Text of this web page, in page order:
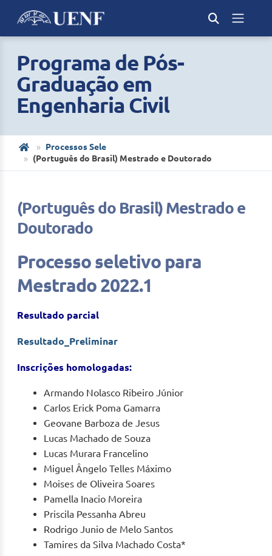
Programa de Pós-
Graduação em
Engenharia Civil
Processos Sele
(Português do Brasil) Mestrado e Doutorado
(Português do Brasil) Mestrado e
Doutorado
Processo seletivo para
Mestrado 2022.1
Resultado parcial
Resultado_Preliminar
Inscrições homologadas:
Armando Nolasco Ribeiro Júnior
Carlos Erick Poma Gamarra
Geovane Barboza de Jesus
Lucas Machado de Souza
Lucas Murara Francelino
Miguel Ângelo Telles Máximo
Moises de Oliveira Soares
Pamella Inacio Moreira
Priscila Pessanha Abreu
Rodrigo Junio de Melo Santos
Tamires da Silva Machado Costa*